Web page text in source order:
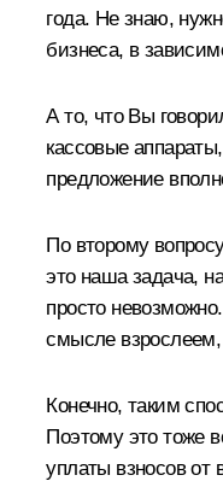
года. Не знаю,
бизнеса, в
А то, что Вы
кассовые
предложение
По второму
это наша задача,
просто
смысле
Конечно, таким
Поэтому это тоже
уплаты взносов